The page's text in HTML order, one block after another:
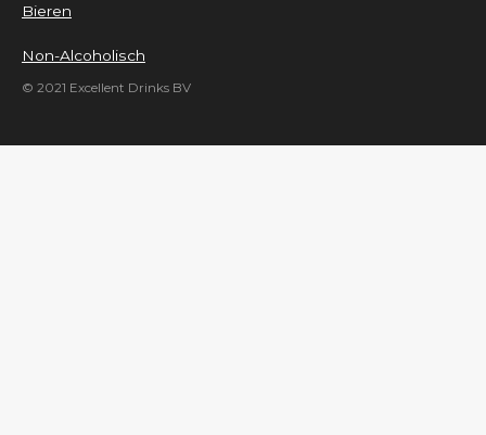
Bieren
Non-Alcoholisch
© 2021 Excellent Drinks BV